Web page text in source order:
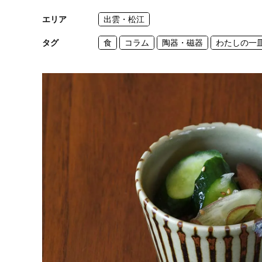
エリア 出雲・松江
タグ 食 コラム 陶器・磁器 わたしの一